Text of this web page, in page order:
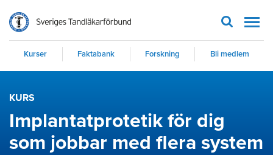
Kurser Faktabank Forskning Bli medlem
KURS
Implantatprotetik för dig
som jobbar med flera system